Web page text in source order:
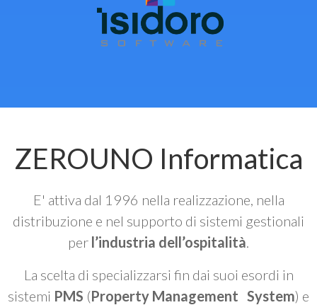
ZEROUNO Informatica
E' attiva dal 1996 nella realizzazione, nella
distribuzione e nel supporto di sistemi gestionali
per l’industria dell’ospitalità
La scelta di specializzarsi fin dai suoi esordi in
sistemi PMS (Property Management System) e